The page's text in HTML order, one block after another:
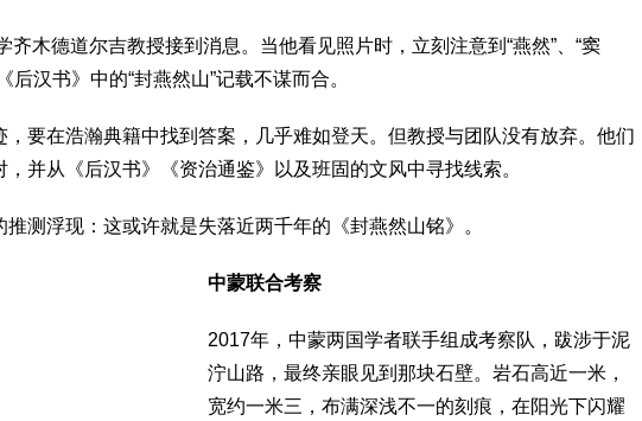
齐木德道尔吉教授接到消息。当他看见照片时，立刻注意到“燕然”、“窦
后汉书》中的“封燕然山”记载不谋而合。
，要在浩瀚典籍中找到答案，几乎难如登天。但教授与团队没有放弃。他们
并从《后汉书》《资治通鉴》以及班固的文风中寻找线索。
测浮现：这或许就是失落近两千年的《封燕然山铭》。
中蒙联合考察
2017年，中蒙两国学者联手组成考察队，跋涉于泥
泞山路，最终亲眼见到那块石壁。岩石高近一米，
宽约一米三，布满深浅不一的刻痕，在阳光下闪耀